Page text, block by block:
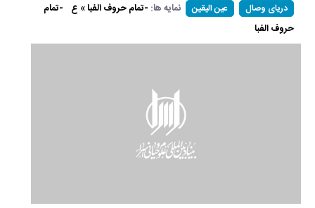
دریای وصال عین الیقین نمایه ها: -تمام حروف الفبا » ع -تمام
حروف الفبا